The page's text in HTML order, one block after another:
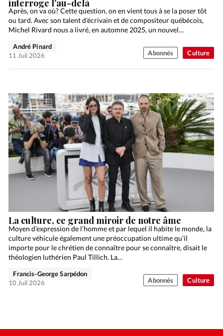
Culture
interroge l’au-delà
Après, on va où? Cette question, on en vient tous à se la poser tôt
ou tard. Avec son talent d’écrivain et de compositeur québécois,
Michel Rivard nous a livré, en automne 2025, un nouvel…
André Pinard
11 Juil 2026
Abonnés
Culture
La culture, ce grand miroir de notre âme
Moyen d’expression de l’homme et par lequel il habite le monde, la
culture véhicule également une préoccupation ultime qu’il
importe pour le chrétien de connaître pour se connaître, disait le
théologien luthérien Paul Tillich. La…
Francis-George Sarpédon
10 Juil 2026
Abonnés